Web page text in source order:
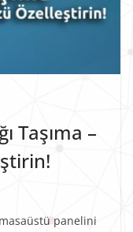
Taşıma –
panelini